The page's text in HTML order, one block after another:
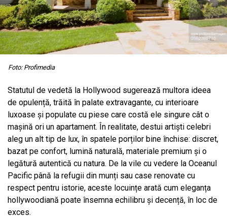
Foto: Profimedia
Statutul de vedetă la Hollywood sugerează multora ideea
de opulență, trăită în palate extravagante, cu interioare
luxoase și populate cu piese care costă ele singure cât o
mașină ori un apartament. În realitate, destui artiști celebri
aleg un alt tip de lux, în spatele porților bine închise: discret,
bazat pe confort, lumină naturală, materiale premium și o
legătură autentică cu natura. De la vile cu vedere la Oceanul
Pacific până la refugii din munți sau case renovate cu
respect pentru istorie, aceste locuințe arată cum eleganța
hollywoodiană poate însemna echilibru și decență, în loc de
exces.